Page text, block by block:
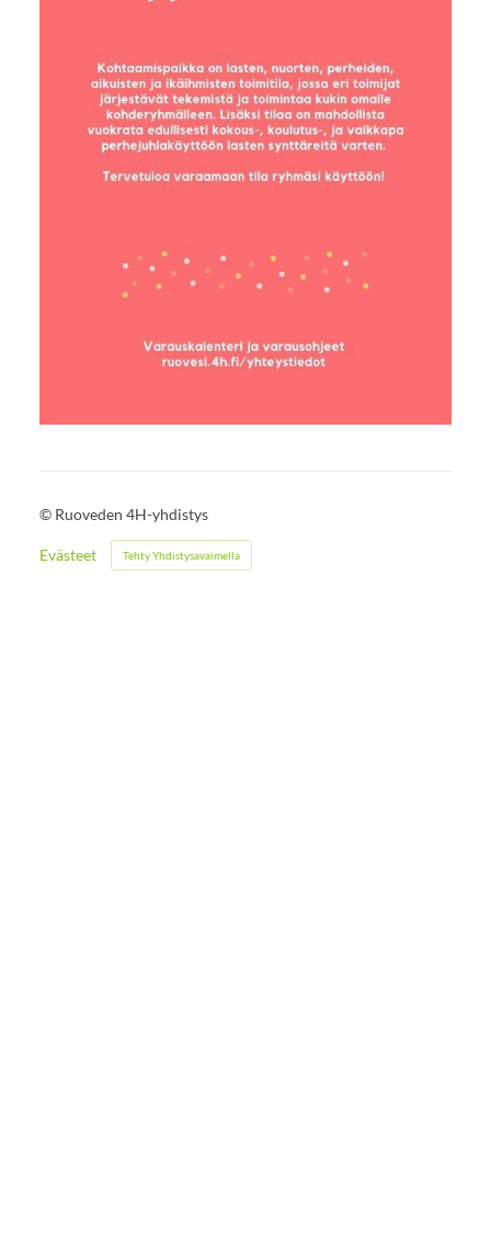
© Ruoveden 4H-yhdistys
Evästeet Tehty Yhdistysavaimella